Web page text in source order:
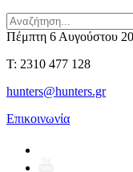
Πέμπτη 6 Αυγούστου
T: 2310 477 128
hunters@hunters.gr
Επικοινωνία